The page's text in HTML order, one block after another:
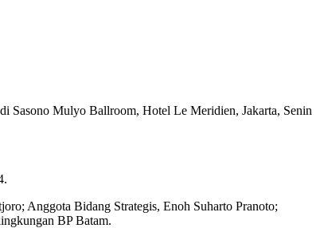
Sasono Mulyo Ballroom, Hotel Le Meridien, Jakarta, Senin
Anggota Bidang Strategis, Enoh Suharto Pranoto;
BP Batam.